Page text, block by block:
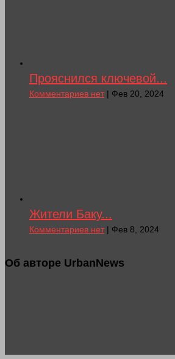
Прояснился ключевой...
Комментариев нет| Фев 20, 2024
Жители Баку...
Комментариев нет| Фев 8, 2024
Об авторе UrbanNews